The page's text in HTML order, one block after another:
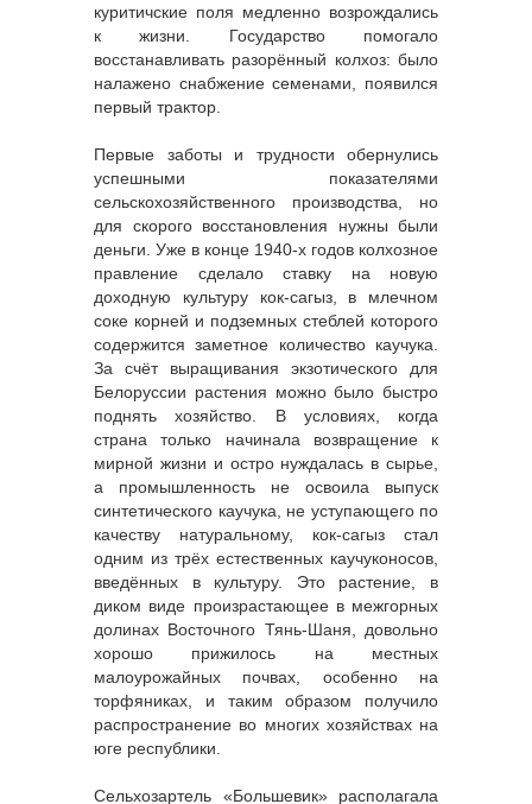
куритичские поля медленно возрождались
к жизни. Государство помогало
восстанавливать разорённый колхоз: было
налажено снабжение семенами, появился
первый трактор.
Первые заботы и трудности обернулись
успешными показателями
сельскохозяйственного производства, но
для скорого восстановления нужны были
деньги. Уже в конце 1940-х годов колхозное
правление сделало ставку на новую
доходную культуру кок-сагыз, в млечном
соке корней и подземных стеблей которого
содержится заметное количество каучука.
За счёт выращивания экзотического для
Белоруссии растения можно было быстро
поднять хозяйство. В условиях, когда
страна только начинала возвращение к
мирной жизни и остро нуждалась в сырье,
а промышленность не освоила выпуск
синтетического каучука, не уступающего по
качеству натуральному, кок-сагыз стал
одним из трёх естественных каучуконосов,
введённых в культуру. Это растение, в
диком виде произрастающее в межгорных
долинах Восточного Тянь-Шаня, довольно
хорошо прижилось на местных
малоурожайных почвах, особенно на
торфяниках, и таким образом получило
распространение во многих хозяйствах на
юге республики.
Сельхозартель «Большевик» располагала